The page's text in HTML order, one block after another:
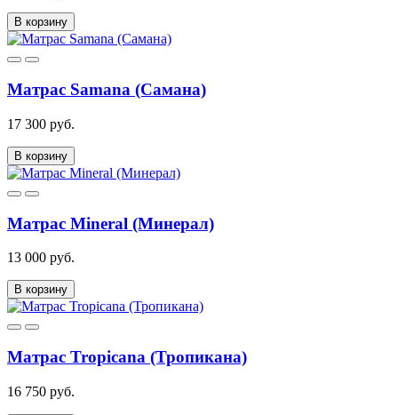
В корзину
Матрас Samana (Самана)
17 300 руб.
В корзину
Матрас Mineral (Минерал)
13 000 руб.
В корзину
Матрас Tropicana (Тропикана)
16 750 руб.